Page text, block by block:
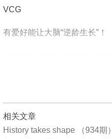
VCG
有爱好能让大脑“逆龄生长”！
相关文章
History takes shape （934期）